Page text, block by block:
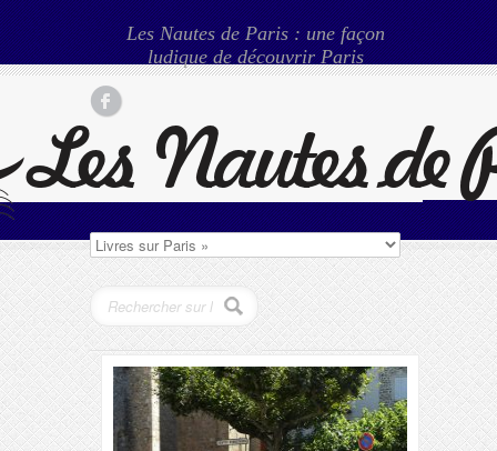
Les Nautes de Paris : une façon
ludique de découvrir Paris